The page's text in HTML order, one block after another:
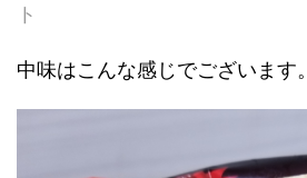
ト
中味はこんな感じでございます。